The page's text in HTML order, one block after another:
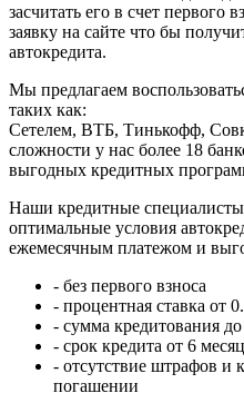
засчитать его в счет первого
заявку на сайте что бы
автокредита.
Мы предлагаем
таких как:
Сетелем, ВТБ, Тинькофф,
сложности у нас более 18
выгодных кредитных
Наши кредитные
оптимальные условия
ежемесячным платежом и
- без первого взноса
- процентная ставка от
- сумма кредитования
- срок кредита от 6
- отсутствие штрафов и
погашении